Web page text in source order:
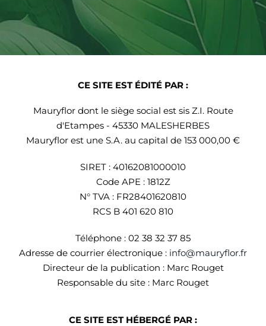
CE SITE EST ÉDITÉ PAR :
Mauryflor dont le siège social est sis Z.I. Route
d'Etampes - 45330 MALESHERBES
Mauryflor est une S.A. au capital de 153 000,00 €
SIRET : 40162081000010
Code APE : 1812Z
N° TVA : FR28401620810
RCS B 401 620 810
Téléphone : 02 38 32 37 85
Adresse de courrier électronique : info@mauryflor.fr
Directeur de la publication : Marc Rouget
Responsable du site : Marc Rouget
CE SITE EST HÉBERGÉ PAR :